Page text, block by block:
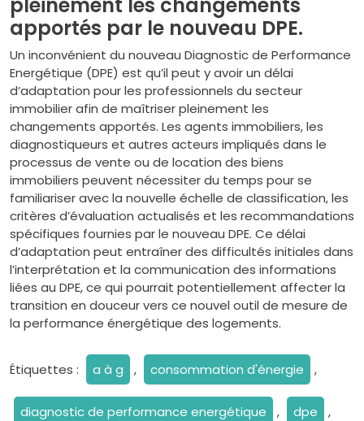
apportés par le nouveau DPE.
Un inconvénient du nouveau Diagnostic de Performance
Energétique (DPE) est qu’il peut y avoir un délai
d’adaptation pour les professionnels du secteur
immobilier afin de maîtriser pleinement les
changements apportés. Les agents immobiliers, les
diagnostiqueurs et autres acteurs impliqués dans le
processus de vente ou de location des biens
immobiliers peuvent nécessiter du temps pour se
familiariser avec la nouvelle échelle de classification, les
critères d’évaluation actualisés et les recommandations
spécifiques fournies par le nouveau DPE. Ce délai
d’adaptation peut entraîner des difficultés initiales dans
l’interprétation et la communication des informations
liées au DPE, ce qui pourrait potentiellement affecter la
transition en douceur vers ce nouvel outil de mesure de
la performance énergétique des logements.
Étiquettes : a à g , consommation d'énergie ,
diagnostic de performance energétique , dpe ,